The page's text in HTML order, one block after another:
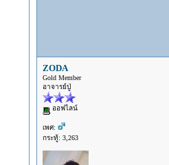
ZODA
Gold Member
อาจารย์ปู่
ออฟไลน์
เพศ:
กระทู้: 3,263